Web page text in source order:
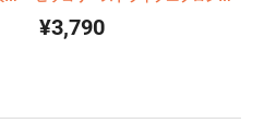
FK7062
¥3,790